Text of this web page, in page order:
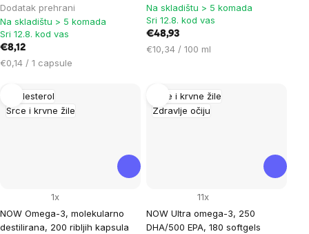
Dodatak prehrani
Na skladištu > 5 komada
Sri 12.8. kod vas
€8,12
Cijena
€0,14 / 1 capsule
Na skladištu > 5 komada
Sri 12.8. kod vas
€48,93
Cijena
€10,34 / 100 ml
Kholesterol
Srce i krvne žile
NOW Omega-3, molekularno
destilirana, 200 ribljih kapsula
1x
Srce i krvne žile
Zdravlje očiju
NOW Ultra omega-3, 250
DHA/500 EPA, 180 softgels
11x